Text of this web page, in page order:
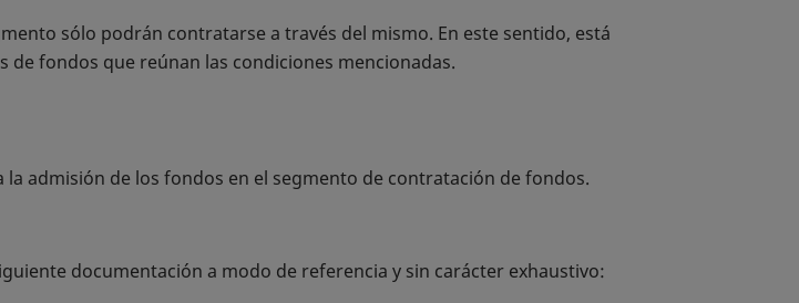
sólo podrán contratarse a través del mismo. En este sentido, está
de fondos que reúnan las condiciones mencionadas.
la admisión de los fondos en el segmento de contratación de fondos.
documentación a modo de referencia y sin carácter exhaustivo: